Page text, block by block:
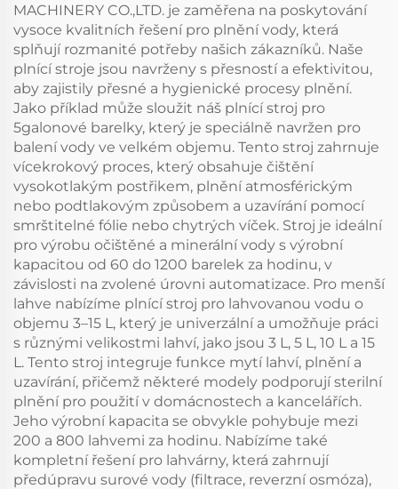
MACHINERY CO.,LTD. je zaměřena na poskytování
vysoce kvalitních řešení pro plnění vody, která
splňují rozmanité potřeby našich zákazníků. Naše
plnící stroje jsou navrženy s přesností a efektivitou,
aby zajistily přesné a hygienické procesy plnění.
Jako příklad může sloužit náš plnící stroj pro
5galonové barelky, který je speciálně navržen pro
balení vody ve velkém objemu. Tento stroj zahrnuje
vícekrokový proces, který obsahuje čištění
vysokotlakým postřikem, plnění atmosférickým
nebo podtlakovým způsobem a uzavírání pomocí
smrštitelné fólie nebo chytrých víček. Stroj je ideální
pro výrobu očištěné a minerální vody s výrobní
kapacitou od 60 do 1200 barelek za hodinu, v
závislosti na zvolené úrovni automatizace. Pro menší
lahve nabízíme plnící stroj pro lahvovanou vodu o
objemu 3–15 L, který je univerzální a umožňuje práci
s různými velikostmi lahví, jako jsou 3 L, 5 L, 10 L a 15
L. Tento stroj integruje funkce mytí lahví, plnění a
uzavírání, přičemž některé modely podporují sterilní
plnění pro použití v domácnostech a kancelářích.
Jeho výrobní kapacita se obvykle pohybuje mezi
200 a 800 lahvemi za hodinu. Nabízíme také
kompletní řešení pro lahvárny, která zahrnují
předúpravu surové vody (filtrace, reverzní osmóza),